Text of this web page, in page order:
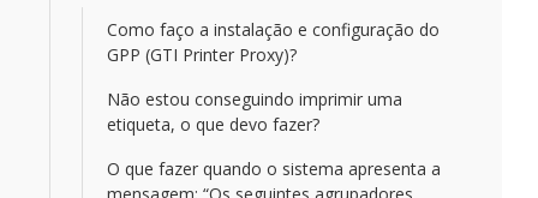
Como faço a instalação e configuração do
GPP (GTI Printer Proxy)?
Não estou conseguindo imprimir uma
etiqueta, o que devo fazer?
O que fazer quando o sistema apresenta a